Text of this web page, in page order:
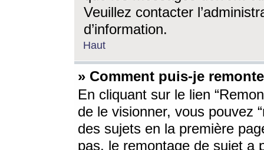
Veuillez contacter
d’information.
Haut
» Comment puis-je
En cliquant sur le lien
de le visionner, vous pouvez
des sujets en la première
pas, le remontage de sujet a